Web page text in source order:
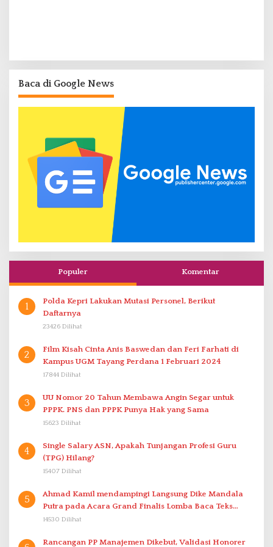
Baca di Google News
Populer Komentar
1
Polda Kepri Lakukan Mutasi Personel, Berikut
Daftarnya
23426 Dilihat
2
Film Kisah Cinta Anis Baswedan dan Feri Farhati di
Kampus UGM Tayang Perdana 1 Februari 2024
17844 Dilihat
3
UU Nomor 20 Tahun Membawa Angin Segar untuk
PPPK. PNS dan PPPK Punya Hak yang Sama
15623 Dilihat
4
Single Salary ASN, Apakah Tunjangan Profesi Guru
(TPG) Hilang?
15407 Dilihat
5
Ahmad Kamil mendampingi Langsung Dike Mandala
Putra pada Acara Grand Finalis Lomba Baca Teks
Proklamasi Mirip Bung Karno di Bali
14530 Dilihat
Rancangan PP Manajemen Dikebut, Validasi Honorer